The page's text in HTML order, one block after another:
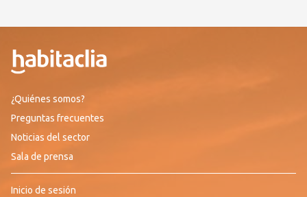
¿Quiénes somos?
Preguntas frecuentes
Noticias del sector
Sala de prensa
Inicio de sesión